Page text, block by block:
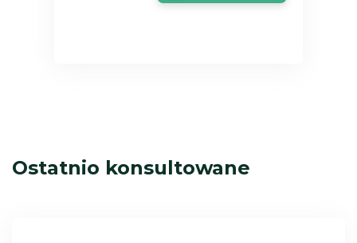
Ostatnio konsultowane